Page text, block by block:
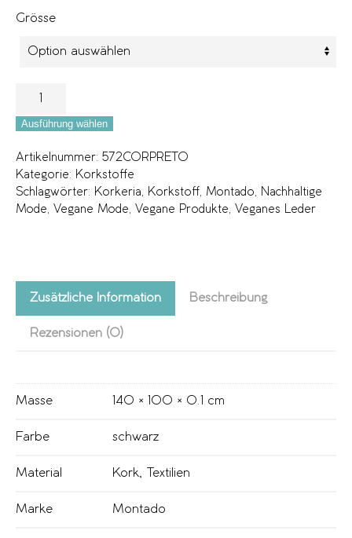
Grösse
Ausführung wählen
Artikelnummer: 572CORPRETO
Kategorie: Korkstoffe
Schlagwörter: Korkeria Korkstoff Montado
Nachhaltige
Mode
Vegane Mode Vegane Produkte Veganes Leder
Zusätzliche Information Beschreibung
Rezensionen (0)
Masse 140 × 100 × 0.1 cm
Farbe schwarz
Material Kork Textilien
Marke Montado